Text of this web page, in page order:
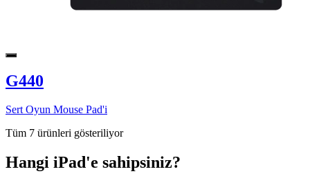
G440
Sert Oyun Mouse Pad'i
Tüm 7 ürünleri gösteriliyor
Hangi iPad'e sahipsiniz?